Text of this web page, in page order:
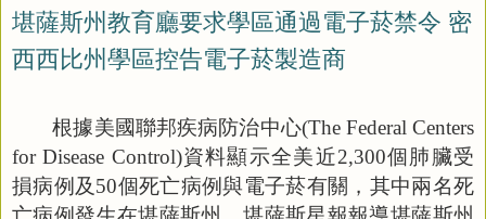
堪薩斯州教育廳要求學區通過電子菸禁令 密
西西比州學區控告電子菸製造商
根據美國聯邦疾病防治中心(The Federal Centers
for Disease Control)資料顯示全美近2,300個肺臟受
損病例及50個死亡病例與電子菸有關，其中兩名死